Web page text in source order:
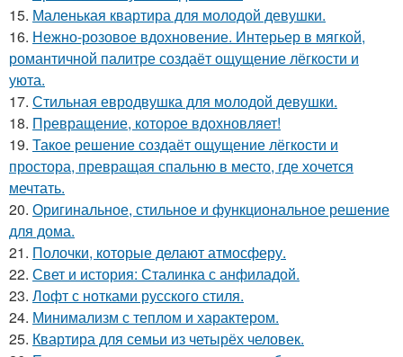
15. Маленькая квартира для молодой девушки.
16. Нежно-розовое вдохновение. Интерьер в мягкой,
романтичной палитре создаёт ощущение лёгкости и
уюта.
17. Стильная евродвушка для молодой девушки.
18. Превращение, которое вдохновляет!
19. Такое решение создаёт ощущение лёгкости и
простора, превращая спальню в место, где хочется
мечтать.
20. Оригинальное, стильное и функциональное решение
для дома.
21. Полочки, которые делают атмосферу.
22. Свет и история: Сталинка с анфиладой.
23. Лофт с нотками русского стиля.
24. Минимализм с теплом и характером.
25. Квартира для семьи из четырёх человек.